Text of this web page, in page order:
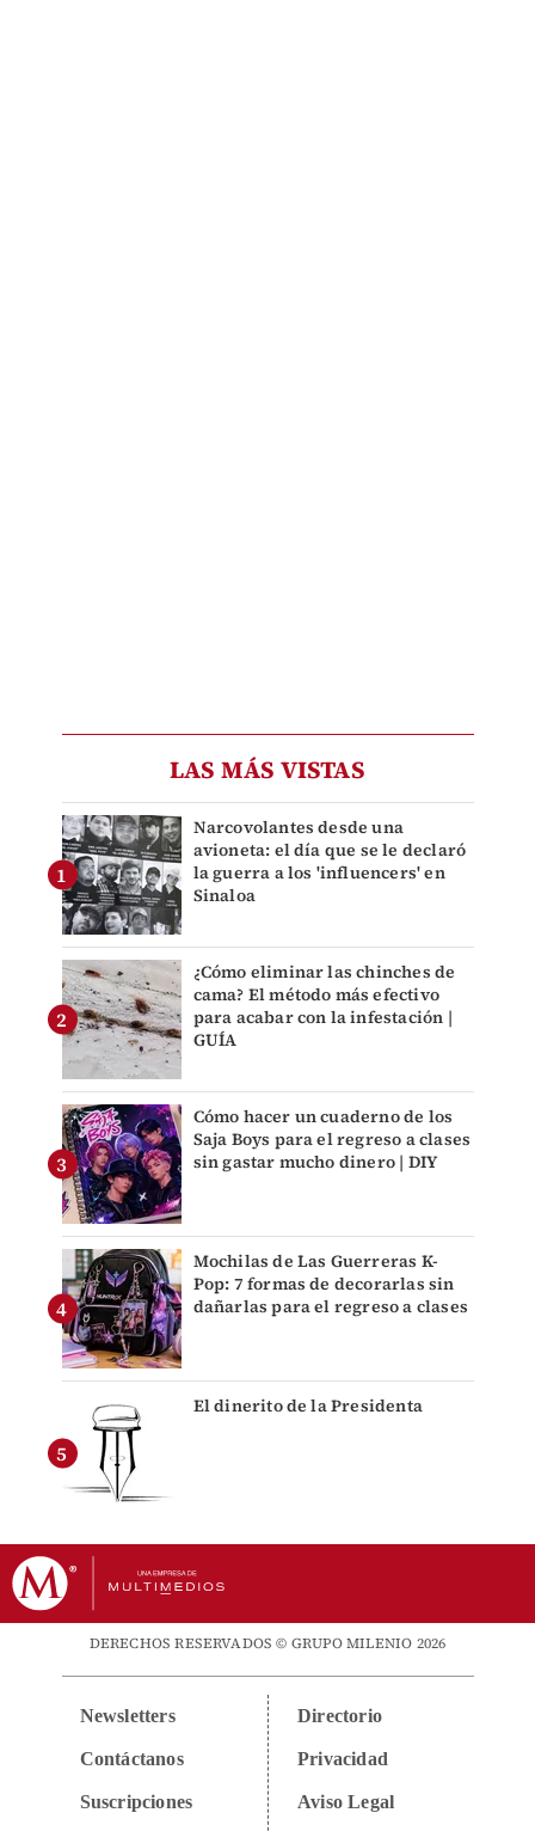
LAS MÁS VISTAS
Narcovolantes desde una
avioneta: el día que se le declaró
la guerra a los 'influencers' en
Sinaloa
¿Cómo eliminar las chinches de
cama? El método más efectivo
para acabar con la infestación |
GUÍA
Cómo hacer un cuaderno de los
Saja Boys para el regreso a clases
sin gastar mucho dinero | DIY
Mochilas de Las Guerreras K-
Pop: 7 formas de decorarlas sin
dañarlas para el regreso a clases
El dinerito de la Presidenta
DERECHOS RESERVADOS © GRUPO MILENIO 2026
Newsletters
Contáctanos
Suscripciones
Directorio
Privacidad
Aviso Legal